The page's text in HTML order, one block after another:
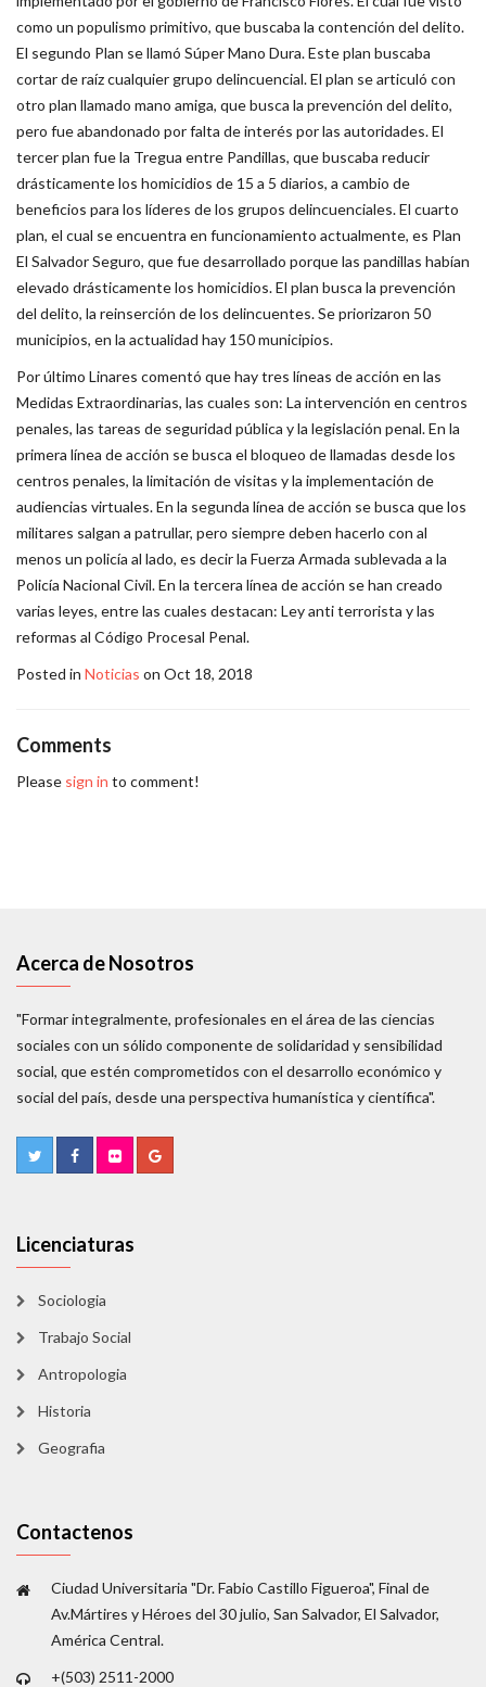
como un populismo primitivo, que buscaba la contención del delito.
El segundo Plan se llamó Súper Mano Dura. Este plan buscaba
cortar de raíz cualquier grupo delincuencial. El plan se articuló con
otro plan llamado mano amiga, que busca la prevención del delito,
pero fue abandonado por falta de interés por las autoridades. El
tercer plan fue la Tregua entre Pandillas, que buscaba reducir
drásticamente los homicidios de 15 a 5 diarios, a cambio de
beneficios para los líderes de los grupos delincuenciales. El cuarto
plan, el cual se encuentra en funcionamiento actualmente, es Plan
El Salvador Seguro, que fue desarrollado porque las pandillas habían
elevado drásticamente los homicidios. El plan busca la prevención
del delito, la reinserción de los delincuentes. Se priorizaron 50
municipios, en la actualidad hay 150 municipios.
Por último Linares comentó que hay tres líneas de acción en las
Medidas Extraordinarias, las cuales son: La intervención en centros
penales, las tareas de seguridad pública y la legislación penal. En la
primera línea de acción se busca el bloqueo de llamadas desde los
centros penales, la limitación de visitas y la implementación de
audiencias virtuales. En la segunda línea de acción se busca que los
militares salgan a patrullar, pero siempre deben hacerlo con al
menos un policía al lado, es decir la Fuerza Armada sublevada a la
Policía Nacional Civil. En la tercera línea de acción se han creado
varias leyes, entre las cuales destacan: Ley anti terrorista y las
reformas al Código Procesal Penal.
Posted in Noticias on Oct 18, 2018
Comments
Please sign in to comment!
Acerca de Nosotros
"Formar integralmente, profesionales en el área de las ciencias
sociales con un sólido componente de solidaridad y sensibilidad
social, que estén comprometidos con el desarrollo económico y
social del país, desde una perspectiva humanística y científica".
Licenciaturas
Sociologia
Trabajo Social
Antropologia
Historia
Geografia
Contactenos
Ciudad Universitaria "Dr. Fabio Castillo Figueroa", Final de
Av.Mártires y Héroes del 30 julio, San Salvador, El Salvador,
América Central.
+(503) 2511-2000